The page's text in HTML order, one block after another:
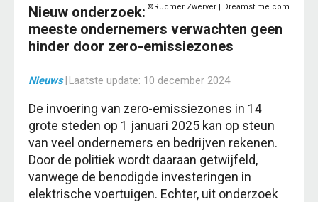
©Rudmer Zwerver | Dreamstime.com
Nieuw onderzoek:
meeste ondernemers verwachten geen
hinder door zero-emissiezones
Nieuws|Laatste update: 10 december 2024
De invoering van zero-emissiezones in 14
grote steden op 1 januari 2025 kan op steun
van veel ondernemers en bedrijven rekenen.
Door de politiek wordt daaraan getwijfeld,
vanwege de benodigde investeringen in
elektrische voertuigen. Echter, uit onderzoek